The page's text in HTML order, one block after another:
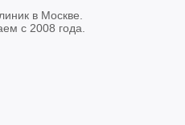
в Москве.
с 2008 года.